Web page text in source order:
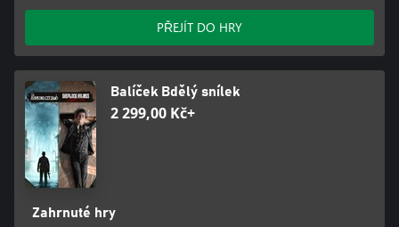
PŘEJÍT DO HRY
Balíček Bdělý snílek
2 299,00 Kč+
Zahrnuté hry